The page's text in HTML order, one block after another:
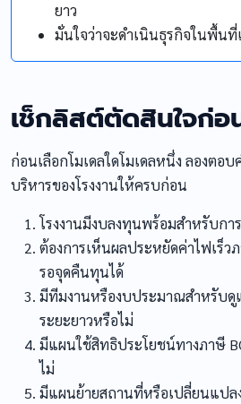
ยาว
มั่นใจว่าจะดำเนินธุรกิจในพื้น
เช็กลิสต์ตัดสินใจก่
ก่อนเลือกโมเดลใดโมเดลหนึ่ง ลองตอ
บริหารของโรงงานให้ครบก่อน
โรงงานมีงบลงทุนพร้อมสำหรับกา
ต้องการเห็นผลประหยัดค่าไฟเร็ว
รอจุดคืนทุนได้
มีทีมงานหรืองบประมาณสำหรับดู
ระยะยาวหรือไม่
มีแผนใช้สิทธิประโยชน์ทางภาษี
ไม่
มีแผนย้ายสถานที่หรือเปลี่ยนแปล